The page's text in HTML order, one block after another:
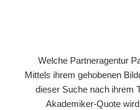
Welche Partneragentur
Mittels ihrem gehobenen
dieser Suche nach ihrem
Akademiker-Quote